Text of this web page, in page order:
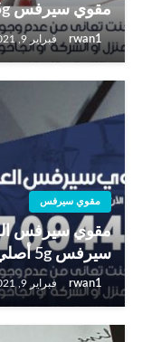
مقوي سيرفس 5g أصلي منطقة الفحيحيل
rwan1 فبراير 9, 2021
مقوي سيرفس
سيرفس 5g أصلي منطقة العبدلي
rwan1 فبراير 9, 2021